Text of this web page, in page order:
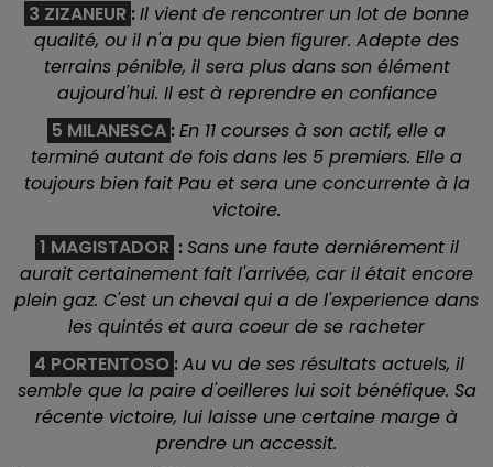
3 ZIZANEUR :Il vient de rencontrer un lot de bonne
qualité, ou il n'a pu que bien figurer. Adepte des
terrains pénible, il sera plus dans son élément
aujourd'hui. Il est à reprendre en confiance
5 MILANESCA :En 11 courses à son actif, elle a
terminé autant de fois dans les 5 premiers. Elle a
toujours bien fait Pau et sera une concurrente à la
victoire.
1 MAGISTADOR :Sans une faute derniérement il
aurait certainement fait l'arrivée, car il était encore
plein gaz. C'est un cheval qui a de l'experience dans
les quintés et aura coeur de se racheter
4 PORTENTOSO :Au vu de ses résultats actuels, il
semble que la paire d'oeilleres lui soit bénéfique. Sa
récente victoire, lui laisse une certaine marge à
prendre un accessit.